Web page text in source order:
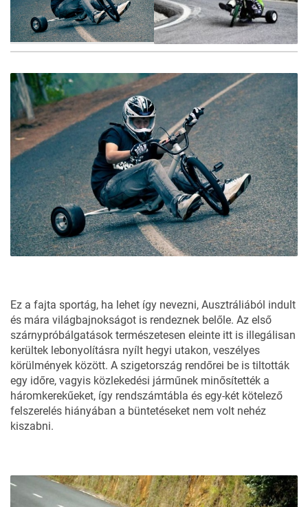
Ez a fajta sportág, ha lehet így nevezni, Ausztráliából indult
és mára világbajnokságot is rendeznek belőle. Az első
szárnypróbálgatások természetesen eleinte itt is illegálisan
kerültek lebonyolításra nyílt hegyi utakon, veszélyes
körülmények között. A szigetország rendőrei be is tiltották
egy időre, vagyis közlekedési járműnek minősítették a
háromkerekűeket, így rendszámtábla és egy-két kötelező
felszerelés hiányában a büntetéseket nem volt nehéz
kiszabni.